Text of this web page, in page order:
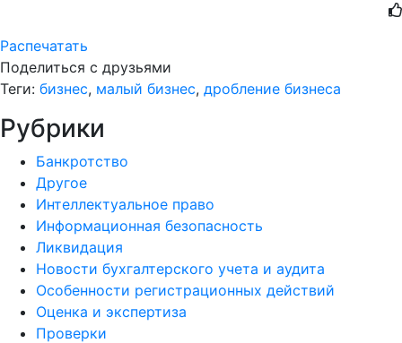
Распечатать
Поделиться с друзьями
Теги: бизнес, малый бизнес, дробление бизнеса
Рубрики
Банкротство
Другое
Интеллектуальное право
Информационная безопасность
Ликвидация
Новости бухгалтерского учета и аудита
Особенности регистрационных действий
Оценка и экспертиза
Проверки